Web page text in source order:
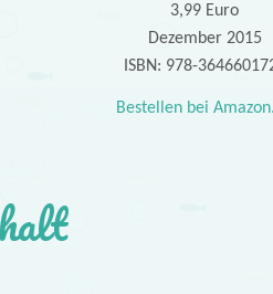
3,99 Euro
Dezember 2015
ISBN: 978-
Bestellen bei